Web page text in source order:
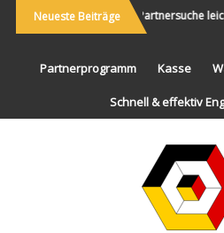
Neueste Beiträge
und Neues Partnersuche
Partnerprogramm Kasse
Schnell & effektiv